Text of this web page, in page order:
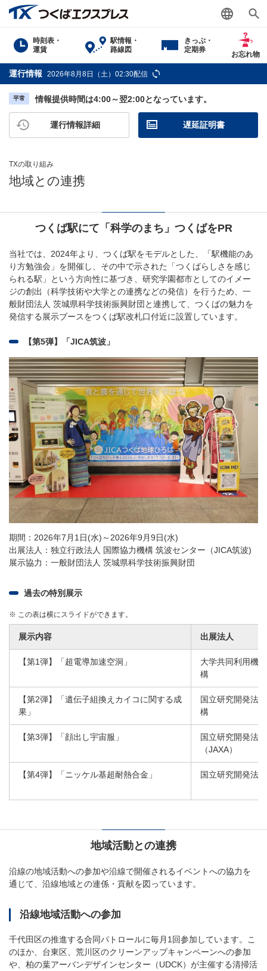
時刻表・
運賃
駅情報・
路線図
きっぷ・
定期券
お忘れ物
運行情報 2026年8月8日（土）02:30配信
平常 情報提供時間は4:00～翌2:00となっています。
運行情報詳細 遅延証明書
TXの取り組み
地域との連携
つくば駅にて「科学のまち」つくばをPR
当社では、2024年より、つくば駅をモデルとした、「駅機能のあ
り方勉強会」を開催し、その中で示された「つくばらしさを感じ
られる駅」という方向性に基づき、研究学園都市としてのイメー
ジの創出（科学技術や大学との連携などの発信）を行うため、一
般財団法人 茨城県科学技術振興財団と連携して、つくばの魅力を
発信する展示ブースをつくば駅改札口付近に設置しています。
【第5弾】「JICA筑波」
期間：2026年7月1日(水)～2026年9月9日(水)
出展法人：独立行政法人 国際協力機構 筑波センター（JICA筑波)
展示協力：一般財団法人 茨城県科学技術振興財団
過去の特別展示
※ この表は横にスライドができます。
展示内容 出展法人
【第1弾】「超電導加速空洞」
大学共同利用機
構
【第2弾】「遺伝子組換えカイコに関する成
果」
国立研究開発法
構
【第3弾】「顔出し宇宙服」
国立研究開発法
（JAXA）
【第4弾】「ニッケル基超耐熱合金」 国立研究開発法
地域活動との連携
沿線の地域活動への参加や沿線で開催されるイベントへの協力を
通じて、沿線地域との連係・貢献を図っています。
沿線地域活動への参加
千代田区の推進する合同パトロールに毎月1回参加しています。こ
のほか、台東区、荒川区のクリーンアップキャンペーンへの参加
や、柏の葉アーバンデザインセンター（UDCK）が主催する清掃活